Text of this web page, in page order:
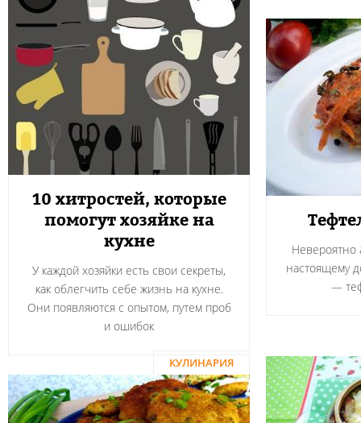
10 хитростей, которые
помогут хозяйке на
кухне
У каждой хозяйки есть свои секреты,
как облегчить себе жизнь на кухне.
Они появляются с опытом, путем проб
и ошибок
Невероятно
настоящему
―
КУЛИНАРИЯ